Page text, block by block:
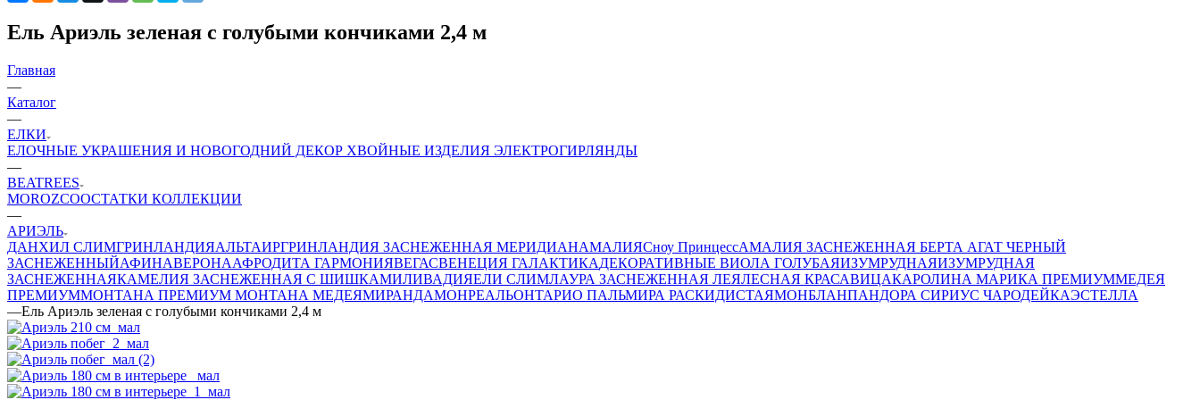
Ель Ариэль зеленая с голубыми кончиками 2,4 м
Главная
—
Каталог
—
ЕЛКИ
ЕЛОЧНЫЕ УКРАШЕНИЯ И НОВОГОДНИЙ ДЕКОР ХВОЙНЫЕ ИЗДЕЛИЯ ЭЛЕКТРОГИРЛЯНДЫ
—
BEATREES
MOROZCOОСТАТКИ КОЛЛЕКЦИИ
—
АРИЭЛЬ
ДАНХИЛ СЛИМГРИНЛАНДИЯАЛЬТАИРГРИНЛАНДИЯ ЗАСНЕЖЕННАЯ МЕРИДИАНАМАЛИЯСноу ПринцессАМАЛИЯ ЗАСНЕЖЕННАЯ БЕРТА АГАТ ЧЕРНЫЙ
ЗАСНЕЖЕННЫЙАФИНАВЕРОНААФРОДИТА ГАРМОНИЯВЕГАСВЕНЕЦИЯ ГАЛАКТИКАДЕКОРАТИВНЫЕ ВИОЛА ГОЛУБАЯИЗУМРУДНАЯИЗУМРУДНАЯ
ЗАСНЕЖЕННАЯКАМЕЛИЯ ЗАСНЕЖЕННАЯ С ШИШКАМИЛИВАДИЯЕЛИ СЛИМЛАУРА ЗАСНЕЖЕННАЯ ЛЕЯЛЕСНАЯ КРАСАВИЦАКАРОЛИНА МАРИКА ПРЕМИУММЕДЕЯ
ПРЕМИУММОНТАНА ПРЕМИУМ МОНТАНА МЕДЕЯМИРАНДАМОНРЕАЛЬОНТАРИО ПАЛЬМИРА РАСКИДИСТАЯМОНБЛАНПАНДОРА СИРИУС ЧАРОДЕЙКАЭСТЕЛЛА
—Ель Ариэль зеленая с голубыми кончиками 2,4 м